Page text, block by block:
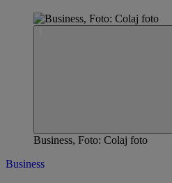
Business, Foto: Colaj foto
Business